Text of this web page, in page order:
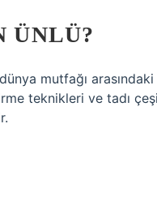
ÜNLÜ?
mutfağı
teknikleri ve tadı